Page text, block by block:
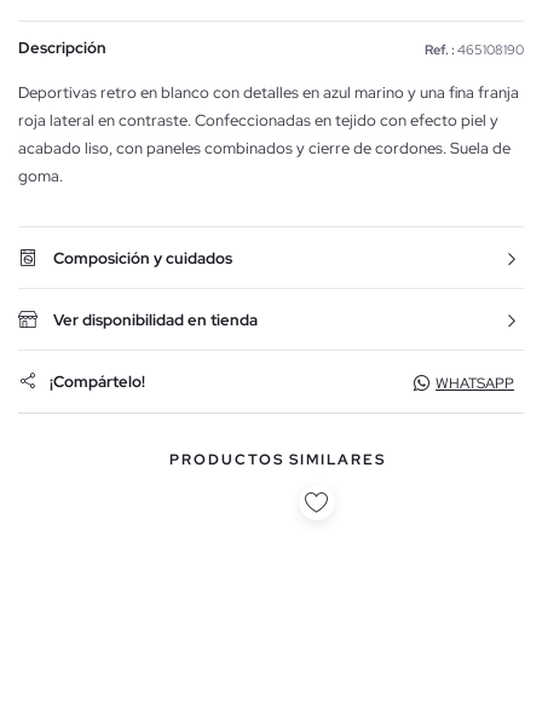
Descripción Ref. : 465108190
Deportivas retro en blanco con detalles en azul marino y una fina franja
roja lateral en contraste. Confeccionadas en tejido con efecto piel y
acabado liso, con paneles combinados y cierre de cordones. Suela de
goma.
Composición y cuidados
Ver disponibilidad en tienda
¡Compártelo! WHATSAPP
PRODUCTOS SIMILARES